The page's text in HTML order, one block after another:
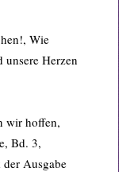
Wie
unsere Herzen
wir hoffen,
Bd. 3,
Ausgabe